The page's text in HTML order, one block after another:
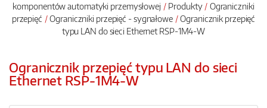
komponentów automatyki przemysłowej
Produkty
Ograniczniki
przepięć
Ograniczniki przepięć - sygnałowe
Ogranicznik przepięć
typu LAN do sieci Ethernet RSP-1M4-W
Ogranicznik przepięć typu LAN do sieci
Ethernet RSP-1M4-W